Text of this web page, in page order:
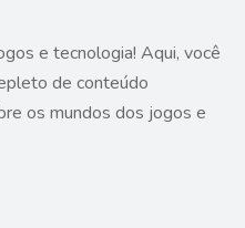
e tecnologia! Aqui, você
de conteúdo
os mundos dos jogos e